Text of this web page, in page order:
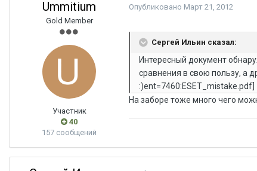
Ummitium
Gold Member
Участник
40
157 сообщений
Опубликовано Март 21, 2012
Сергей Ильин сказал:
Интересный документ
сравнения в свою пользу, а
:)ent=7460:ESET_mistake.pdf]
На заборе тоже много чего